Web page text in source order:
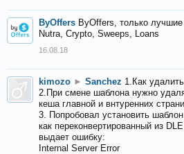
ByOffers ByOffers, только
Nutra, Crypto, Sweeps, Loans
16.08.18
kimozo ► Sanchez 1.Как
2.При смене шаблона нужно
кеша главной и внтуренних
3. Попробовал установить
как переконвертированный из
выдает ошибку:
Internal Server Error